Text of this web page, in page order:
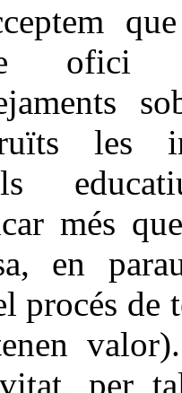
les
més
en
procés de
per